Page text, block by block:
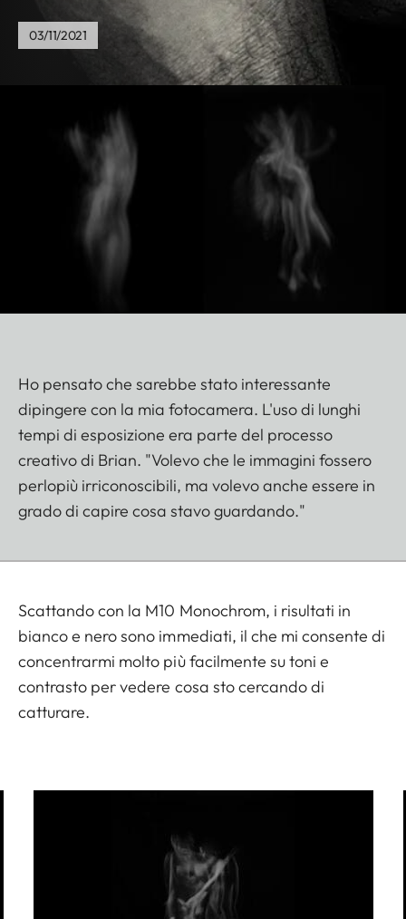
03/11/2021
Ho pensato che sarebbe stato interessante
dipingere con la mia fotocamera. L'uso di lunghi
tempi di esposizione era parte del processo
creativo di Brian. "Volevo che le immagini fossero
perlopiù irriconoscibili, ma volevo anche essere in
grado di capire cosa stavo guardando."
Scattando con la M10 Monochrom, i risultati in
bianco e nero sono immediati, il che mi consente di
concentrarmi molto più facilmente su toni e
contrasto per vedere cosa sto cercando di
catturare.